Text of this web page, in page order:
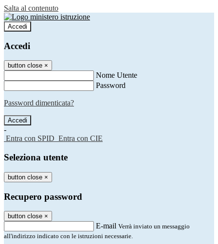
Salta al contenuto
Accedi
Accedi
button close ×
Nome Utente
Password
Password dimenticata?
-
Entra con SPID Entra con CIE
Seleziona utente
button close ×
Recupero password
button close ×
E-mail Verrà inviato un messaggio
all'indirizzo indicato con le istruzioni necessarie.